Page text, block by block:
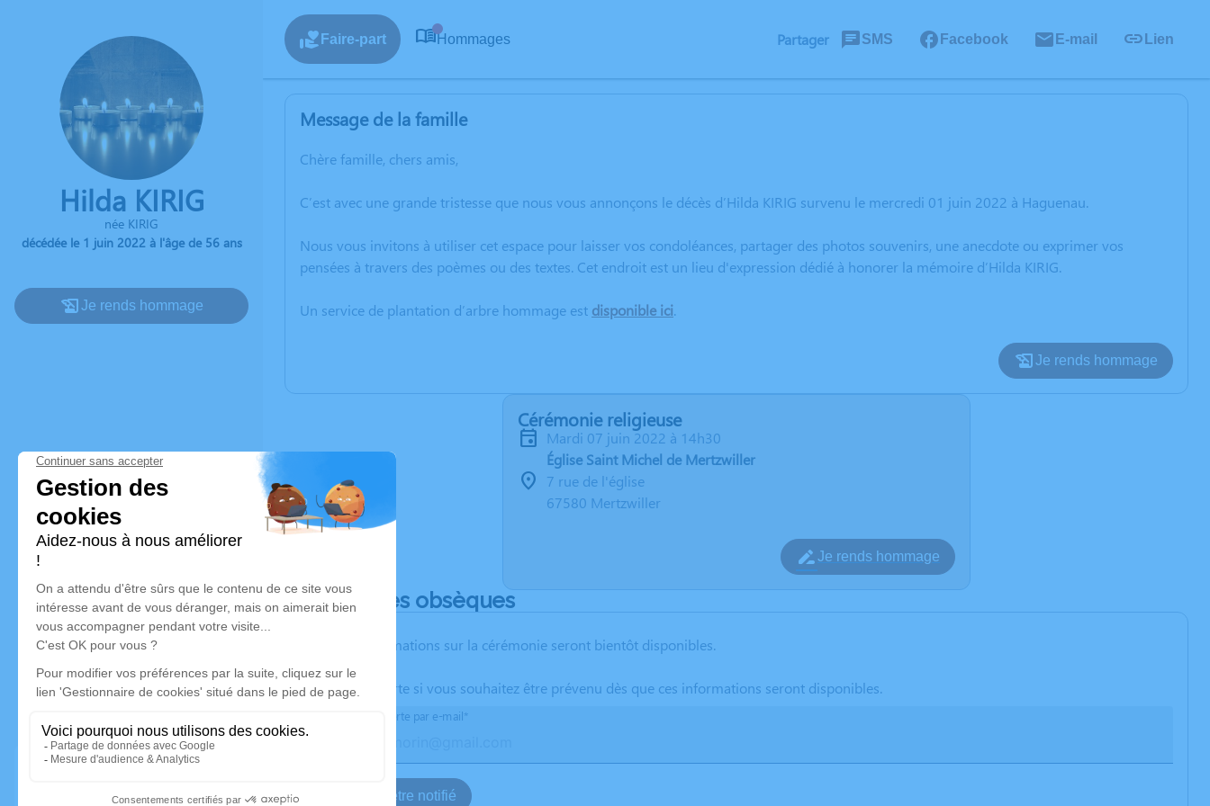
Hilda KIRIG
née KIRIG
décédée le 1 juin 2022 à l'âge de 56 ans
Je rends hommage
Faire-part Hommages Partager SMS Facebook E-mail Lien
Message de la famille
Chère famille, chers amis,
C’est avec une grande tristesse que nous vous annonçons le décès d’Hilda KIRIG survenu le mercredi 01 juin 2022 à Haguenau.
Nous vous invitons à utiliser cet espace pour laisser vos condoléances, partager des photos souvenirs, une anecdote ou exprimer vos
pensées à travers des poèmes ou des textes. Cet endroit est un lieu d'expression dédié à honorer la mémoire d’Hilda KIRIG.
Un service de plantation d’arbre hommage est disponible ici.
Je rends hommage
Cérémonie religieuse
mardi 07 juin 2022 à 14h30
Église Saint Michel de Mertzwiller
7 rue de l'église
67580 Mertzwiller
Je rends hommage
Déroulé des obsèques
Les informations sur la cérémonie seront bientôt disponibles.
Activez une alerte si vous souhaitez être prévenu dès que ces informations seront disponibles.
Recevoir une alerte par e-mail*
Je veux être notifié